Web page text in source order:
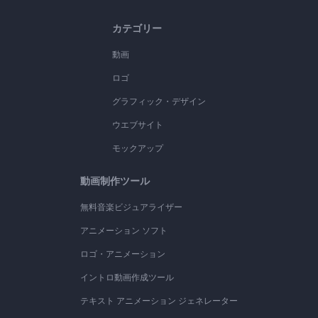
カテゴリー
動画
ロゴ
グラフィック・デザイン
ウエブサイト
モックアップ
動画制作ツール
無料音楽ビジュアライザー
アニメーション ソフト
ロゴ・アニメーション
イントロ動画作成ツール
テキスト アニメーション ジェネレーター